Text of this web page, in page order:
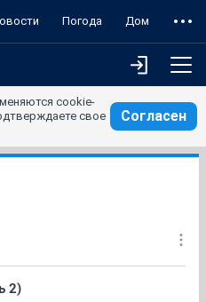
Погода Дом
cookie-
свое
Согласен
2)